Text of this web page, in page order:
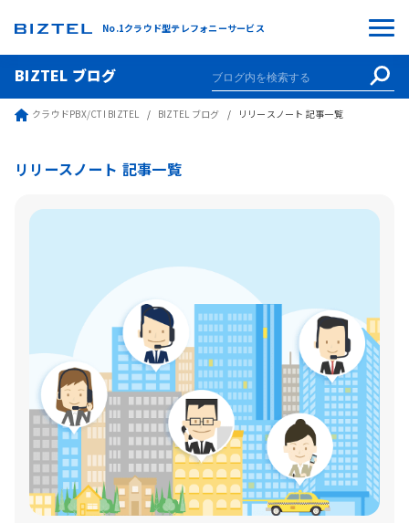
No.1クラウド型テレフォニーサービス
BIZTEL ブログ
クラウドPBX/CTI BIZTEL BIZTEL ブログ リリースノート 記事一覧
リリースノート 記事一覧